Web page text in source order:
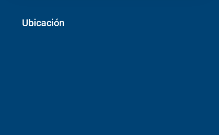
Ubicación